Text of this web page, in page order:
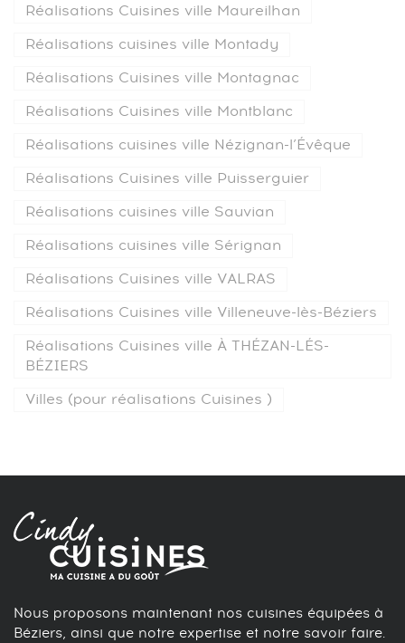
Réalisations Cuisines ville Maureilhan
Réalisations cuisines ville Montady
Réalisations Cuisines ville Montagnac
Réalisations Cuisines ville Montblanc
Réalisations cuisines ville Nézignan-l’Évêque
Réalisations Cuisines ville Puisserguier
Réalisations cuisines ville Sauvian
Réalisations cuisines ville Sérignan
Réalisations Cuisines ville VALRAS
Réalisations Cuisines ville Villeneuve-lès-Béziers
Réalisations Cuisines ville À THÉZAN-LÉS-
BÉZIERS
Villes (pour réalisations Cuisines )
Nous proposons maintenant nos cuisines équipées à
Béziers, ainsi que notre expertise et notre savoir faire.